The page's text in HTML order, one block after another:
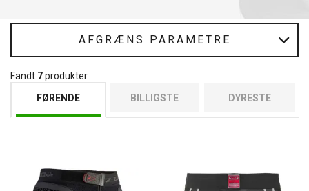
et vigtigt stykke udstyr, fordi de giver perfekt beskyttelse i tilfælde
af et styrt, men de er også åndbare, så du ikke sveder i dem, selv
AFGRÆNS PARAMETRE
Fandt 7produkter
FØRENDE
BILLIGSTE DYRESTE